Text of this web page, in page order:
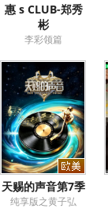
惠 s CLUB-郑秀
彬
李彩领篇
天赐的声音第7季
纯享版之黄子弘